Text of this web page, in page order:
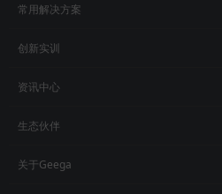
常用解决方案
创新实训
资讯中心
生态伙伴
关于Geega